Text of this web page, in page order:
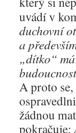
uvádí v
duchovní
a
„dítko“
A proto se,
žádnou
pokračuje: